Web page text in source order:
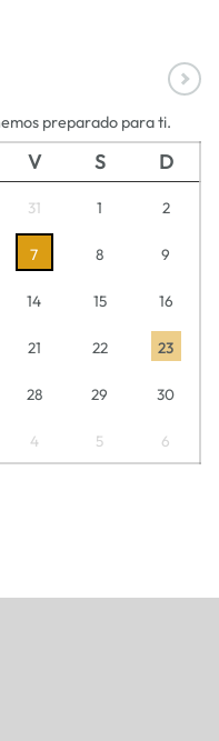
preparado para ti.
V S D
31 1 2
7 8 9
14 15 16
21 22 23
28 29 30
4 5 6